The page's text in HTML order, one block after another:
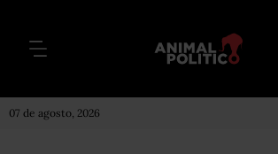
07 de agosto, 2026